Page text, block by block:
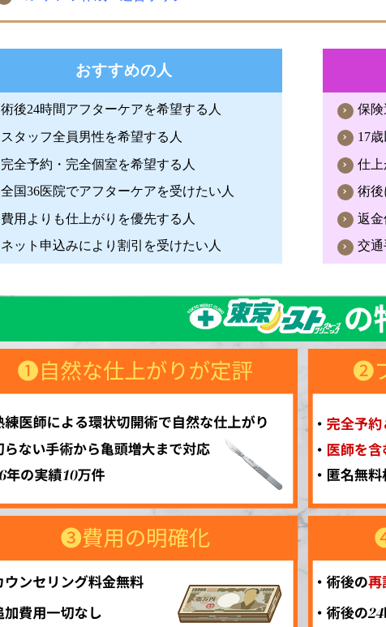
おすすめの人
術後24時間アフターケアを希望する人
スタッフ全員男性を希望する人
完全予約・完全個室を希望する人
全国36医院でアフターケアを受けたい人
費用よりも仕上がりを優先する人
ネット申込みにより割引を受けたい人
保険
17
仕上
術後
返金
交通